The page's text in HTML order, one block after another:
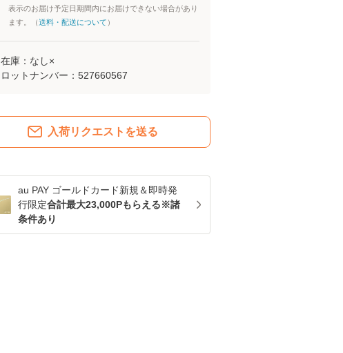
表示のお届け予定日期間内にお届けできない場合があり
ます。（送料・配送について ）
在庫：なし×
ロットナンバー： 527660567
入荷リクエストを送る
au PAY ゴールドカード新規＆即時発
行限定合計最大23,000Pもらえる※諸
条件あり